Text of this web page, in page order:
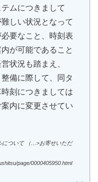
ムにつきまして
しい状況となって
要なこと、時刻表
が可能であること
状況も踏まえ、
備に際して、同タ
刻につきましては
内に変更させてい
について （…>お寄せいただ
page/0000405950.html